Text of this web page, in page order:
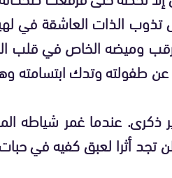
تذوب الذات العاشقة في
وميضه الخاص في قلب
عن طفولته وتدك
عندما غمر شياطه
تجد أثرا لعبق كفيه في